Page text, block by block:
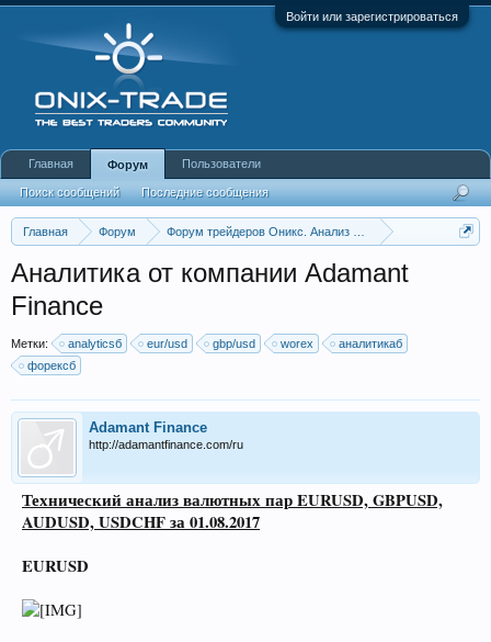
Войти или зарегистрироваться
Главная Форум
Форум трейдеров Оникс. Анализ и обсуждение рынка
Аналитика от компании Adamant
Finance
Метки: analyticsб eur/usd gbp/usd worex
аналитикаб
форексб
Adamant Finance
http://adamantfinance.com/ru
Технический анализ валютных пар EURUSD, GBPUSD,
AUDUSD, USDCHF за 01.08.2017
EURUSD
Главная Форум
Поиск сообщений Последние сообщения
Пользователи